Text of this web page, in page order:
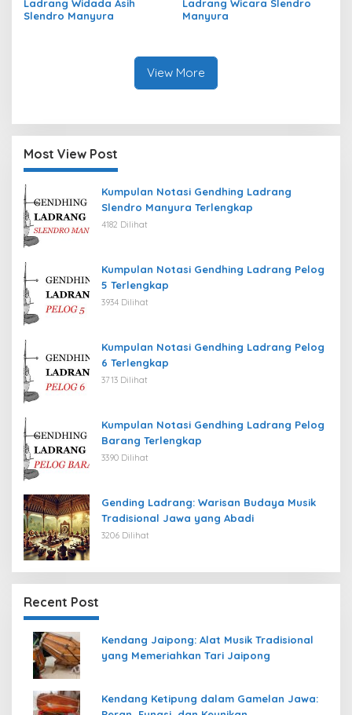
Ladrang Widada Asih
Slendro Manyura
Ladrang Wicara Slendro
Manyura
View More
Most View Post
Kumpulan Notasi Gendhing Ladrang
Slendro Manyura Terlengkap
4182 Dilihat
Kumpulan Notasi Gendhing Ladrang Pelog
5 Terlengkap
3934 Dilihat
Kumpulan Notasi Gendhing Ladrang Pelog
6 Terlengkap
3713 Dilihat
Kumpulan Notasi Gendhing Ladrang Pelog
Barang Terlengkap
3390 Dilihat
Gending Ladrang: Warisan Budaya Musik
Tradisional Jawa yang Abadi
3206 Dilihat
Recent Post
Kendang Jaipong: Alat Musik Tradisional
yang Memeriahkan Tari Jaipong
Kendang Ketipung dalam Gamelan Jawa: